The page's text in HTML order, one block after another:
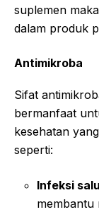
suplemen
dalam produk
Antimikroba
Sifat
bermanfaat
kesehatan
seperti:
Infeksi
membantu